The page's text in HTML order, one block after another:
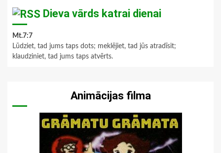
Dieva vārds katrai dienai
Mt.7:7
Lūdziet, tad jums taps dots; meklējiet, tad jūs atradīsit;
klaudziniet, tad jums taps atvērts.
Animācijas filma